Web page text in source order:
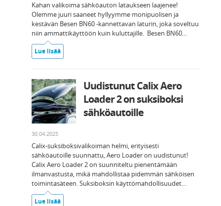
Kahan valikoima sähköauton lataukseen laajenee!
Olemme juuri saaneet hyllyymme monipuolisen ja
kestävän Besen BN60 -kannettavan laturin, joka soveltuu
niin ammattikäyttöön kuin kuluttajille. Besen BN60…
Lue lisää
Uudistunut Calix Aero
Loader 2 on suksiboksi
sähköautoille
30.04.2025
Calix-suksiboksivalikoiman helmi, erityisesti
sähköautoille suunnattu, Aero Loader on uudistunut!
Calix Aero Loader 2 on suunniteltu pienentämään
ilmanvastusta, mikä mahdollistaa pidemmän sähköisen
toimintasäteen. Suksiboksin käyttömahdollisuudet…
Lue lisää